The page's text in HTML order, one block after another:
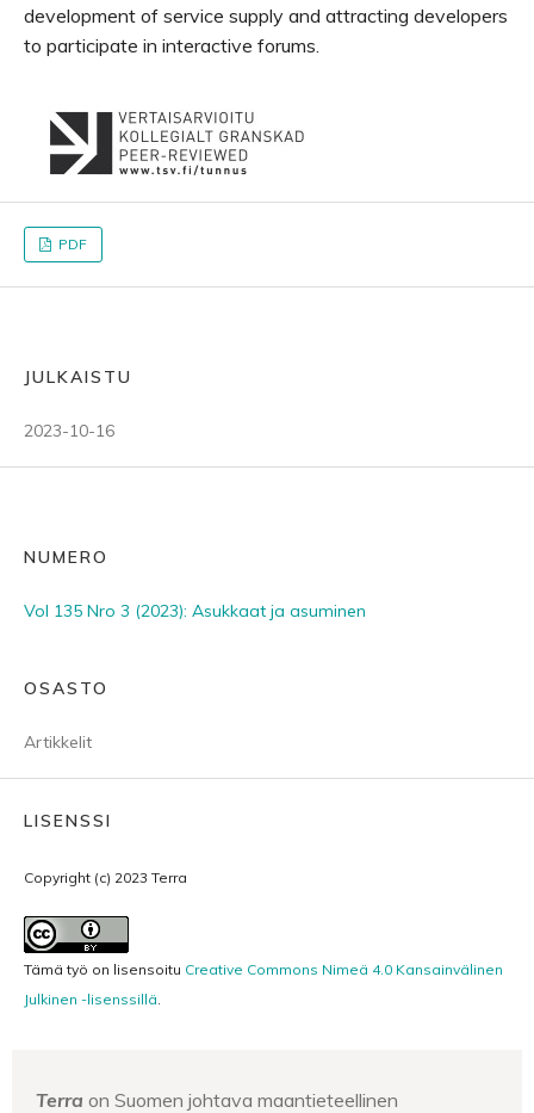
development of service supply and attracting developers
to participate in interactive forums.
PDF
JULKAISTU
2023-10-16
NUMERO
Vol 135 Nro 3 (2023): Asukkaat ja asuminen
OSASTO
Artikkelit
LISENSSI
Copyright (c) 2023 Terra
Tämä työ on lisensoitu Creative Commons Nimeä 4.0 Kansainvälinen
Julkinen -lisenssillä.
Terra on Suomen johtava maantieteellinen